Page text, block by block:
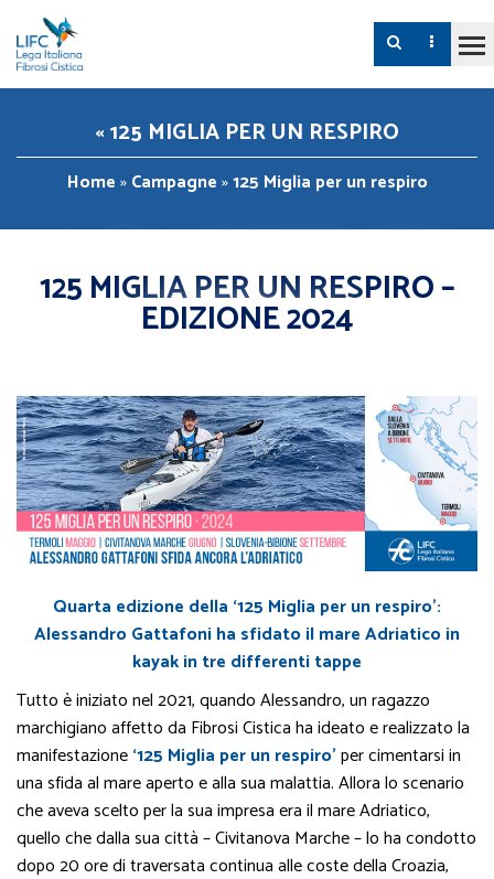
« 125 MIGLIA PER UN RESPIRO
Home»Campagne»125 Miglia per un respiro
125 MIGLIA PER UN RESPIRO –
EDIZIONE 2024
Quarta edizione della ‘125 Miglia per un respiro’:
Alessandro Gattafoni ha sfidato il mare Adriatico in
kayak in tre differenti tappe
Tutto è iniziato nel 2021, quando Alessandro, un ragazzo
marchigiano affetto da Fibrosi Cistica ha ideato e realizzato la
manifestazione‘125 Miglia per un respiro’per cimentarsi in
una sfida al mare aperto e alla sua malattia. Allora lo scenario
che aveva scelto per la sua impresa era il mare Adriatico,
quello che dalla sua città – Civitanova Marche – lo ha condotto
dopo 20 ore di traversata continua alle coste della Croazia,